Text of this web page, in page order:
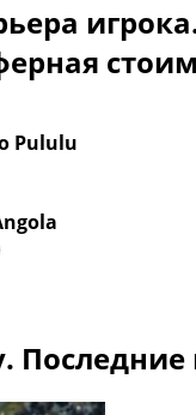
Лига
Мира
Лига
групп
Pululu